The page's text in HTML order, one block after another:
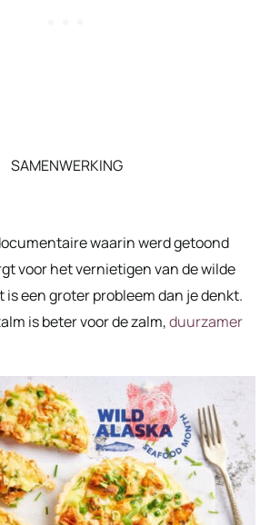
SAMENWERKING
waarin werd getoond
voor het vernietigen van de wilde
is een groter probleem dan je denkt.
is beter voor de zalm,duurzamer